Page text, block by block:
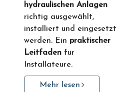
hydraulischen Anlagen
richtig ausgewählt,
installiert und eingesetzt
werden. Ein praktischer
Leitfaden für
Installateure.
Mehr lesen